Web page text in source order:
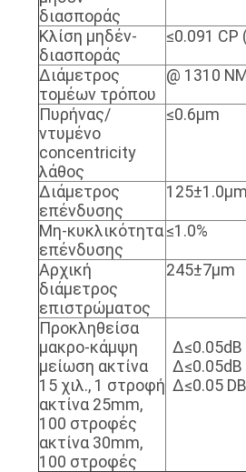
διασποράς
Κλίση μηδέν-
διασποράς
≤0.091 CP
Διάμετρος
τομέων τρόπου
@ 1310
Πυρήνας/
ντυμένο
concentricity
λάθος
≤0.6μm
Διάμετρος
επένδυσης
125±1.0μm
Μη-κυκλικότητα
επένδυσης
≤1.0%
Αρχική
διάμετρος
επιστρώματος
245±7μm
Προκληθείσα
μακρο-κάμψη
μείωση ακτίνα
15 χιλ., 1 στροφή
ακτίνα 25mm,
100 στροφές
ακτίνα 30mm,
100 στροφές
Δ≤0.05